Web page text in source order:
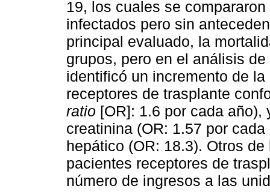
19, los cuales se
infectados pero sin
principal evaluado, la
grupos, pero en el análisis
identificó un incremento de
receptores de trasplante
ratio [OR]: 1.6 por cada
creatinina (OR: 1.57 por
hepático (OR: 18.3). Otros
pacientes receptores de
número de ingresos a las